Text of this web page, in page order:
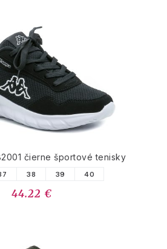
čierne športové tenisky
38 39 40
44.22 €